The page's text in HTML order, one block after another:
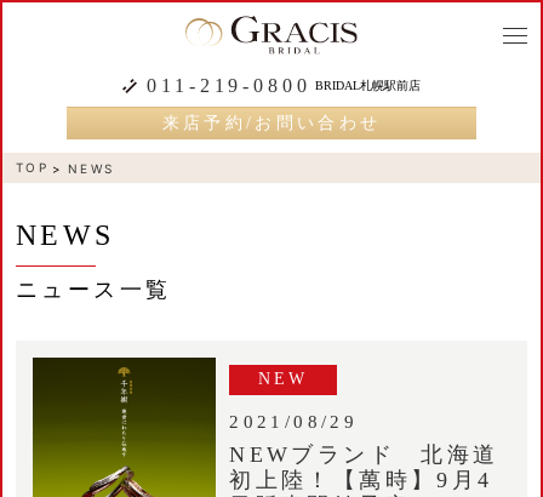
011-219-0800 BRIDAL札幌駅前店
来店予約/お問い合わせ
TOP NEWS
NEWS
ニュース一覧
NEW
2021/08/29
NEWブランド 北海道
初上陸！【萬時】9月4